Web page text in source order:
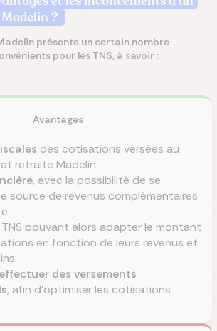
?
présente un certain nombre
pour les TNS, à savoir :
Avantages
des cotisations versées au
retraite Madelin
, avec la possibilité de se
source de revenus complémentaires
TNS pouvant alors adapter le montant
en fonction de leurs revenus et
des versements
, afin d’optimiser les cotisations